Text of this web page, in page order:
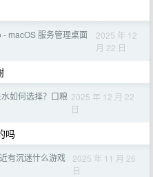
- macOS 服务管理桌面
2025 年 12
月 22 日
如何选择？口粮 2025 年 12 月 22
日
吗
有沉迷什么游戏
2025 年 11 月 26
日